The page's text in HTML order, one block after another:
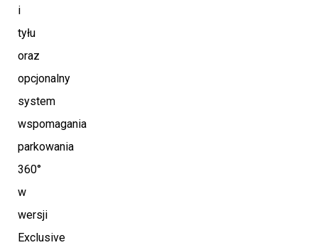
i
tyłu
oraz
opcjonalny
system
wspomagania
parkowania
360°
w
wersji
Exclusive